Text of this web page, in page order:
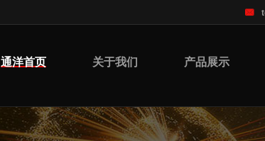
通洋首页 关于我们 产品展示